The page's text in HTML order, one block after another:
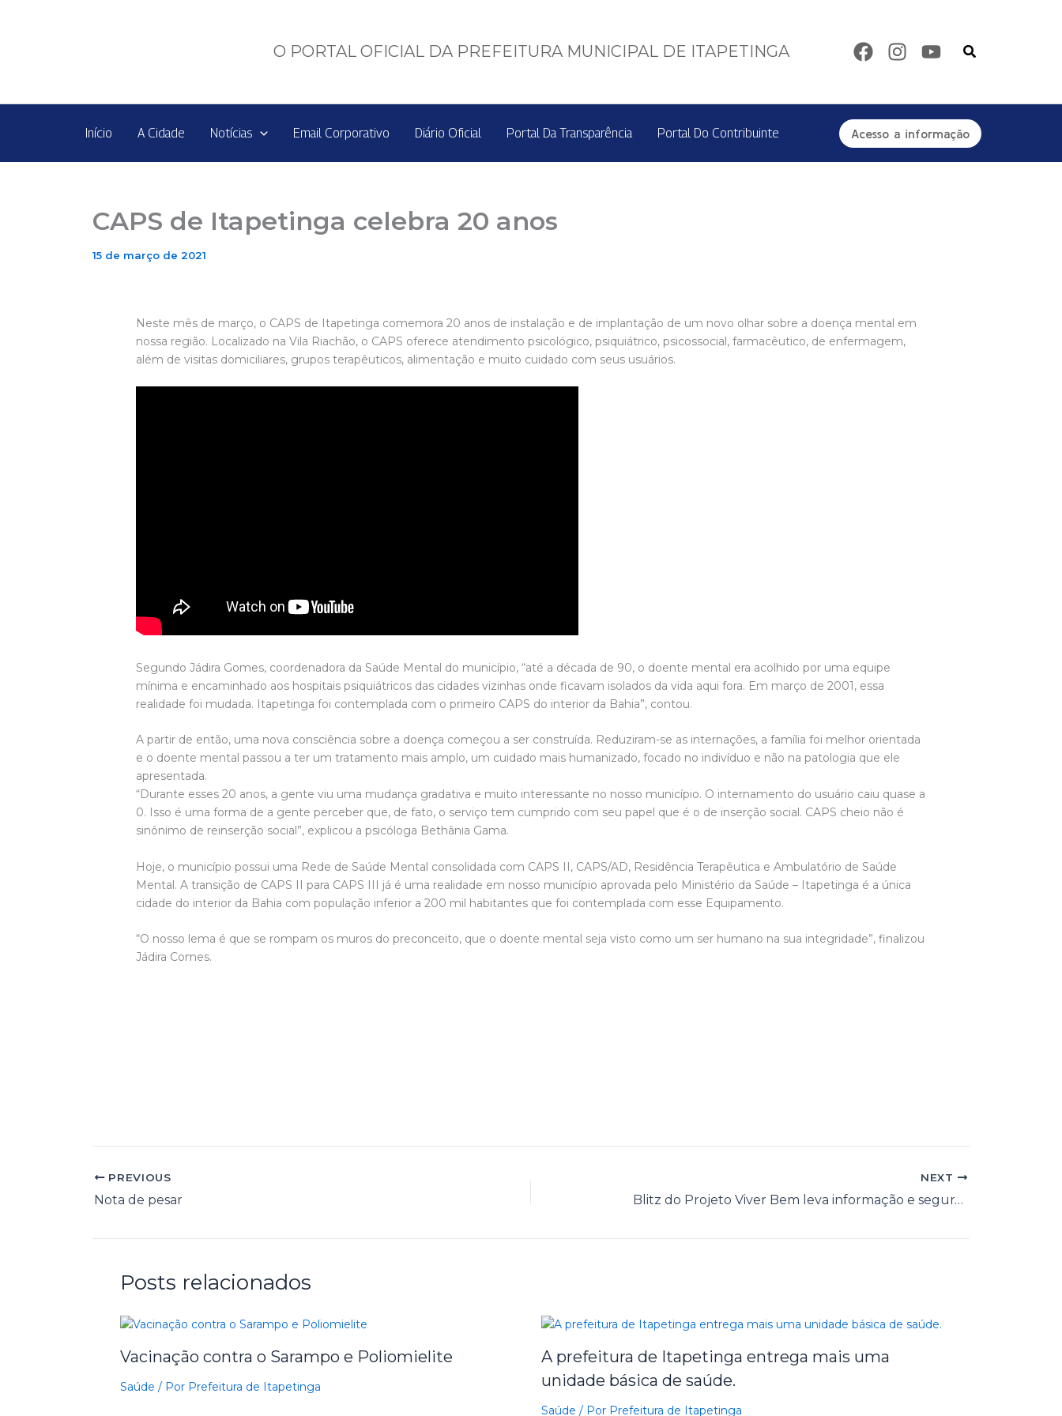
O PORTAL OFICIAL DA PREFEITURA MUNICIPAL DE ITAPETINGA Pesquisar
Início A Cidade Notícias Email Corporativo Diário Oficial Portal Da Transparência Portal Do Contribuinte Acesso a informação
CAPS de Itapetinga celebra 20 anos
15 de março de 2021
Neste mês de março, o CAPS de Itapetinga comemora 20 anos de instalação e de implantação de um novo olhar sobre a doença mental em
nossa região. Localizado na Vila Riachão, o CAPS oferece atendimento psicológico, psiquiátrico, psicossocial, farmacêutico, de enfermagem,
além de visitas domiciliares, grupos terapêuticos, alimentação e muito cuidado com seus usuários.
Segundo Jádira Gomes, coordenadora da Saúde Mental do município, “até a década de 90, o doente mental era acolhido por uma equipe
mínima e encaminhado aos hospitais psiquiátricos das cidades vizinhas onde ficavam isolados da vida aqui fora. Em março de 2001, essa
realidade foi mudada. Itapetinga foi contemplada com o primeiro CAPS do interior da Bahia”, contou.
A partir de então, uma nova consciência sobre a doença começou a ser construída. Reduziram-se as internações, a família foi melhor orientada
e o doente mental passou a ter um tratamento mais amplo, um cuidado mais humanizado, focado no indivíduo e não na patologia que ele
apresentada.
“Durante esses 20 anos, a gente viu uma mudança gradativa e muito interessante no nosso município. O internamento do usuário caiu quase a
0. Isso é uma forma de a gente perceber que, de fato, o serviço tem cumprido com seu papel que é o de inserção social. CAPS cheio não é
sinônimo de reinserção social”, explicou a psicóloga Bethânia Gama.
Hoje, o município possui uma Rede de Saúde Mental consolidada com CAPS II, CAPS/AD, Residência Terapêutica e Ambulatório de Saúde
Mental. A transição de CAPS II para CAPS III já é uma realidade em nosso município aprovada pelo Ministério da Saúde – Itapetinga é a única
cidade do interior da Bahia com população inferior a 200 mil habitantes que foi contemplada com esse Equipamento.
“O nosso lema é que se rompam os muros do preconceito, que o doente mental seja visto como um ser humano na sua integridade”, finalizou
Jádira Comes.
PREVIOUS
Nota de pesar
NEXT
Blitz do Projeto Viver Bem leva informação e segurança ao centro da cidade
Posts relacionados
Vacinação contra o Sarampo e Poliomielite
Saúde / Por Prefeitura de Itapetinga
A prefeitura de Itapetinga entrega mais uma
unidade básica de saúde.
Saúde / Por Prefeitura de Itapetinga